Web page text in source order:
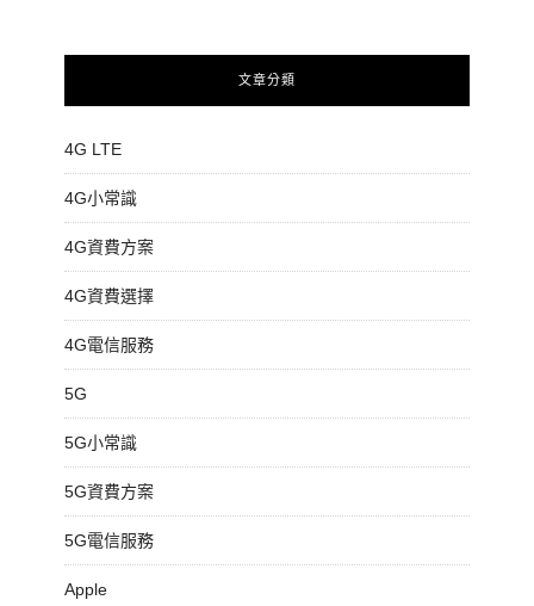
文章分類
4G LTE
4G小常識
4G資費方案
4G資費選擇
4G電信服務
5G
5G小常識
5G資費方案
5G電信服務
Apple